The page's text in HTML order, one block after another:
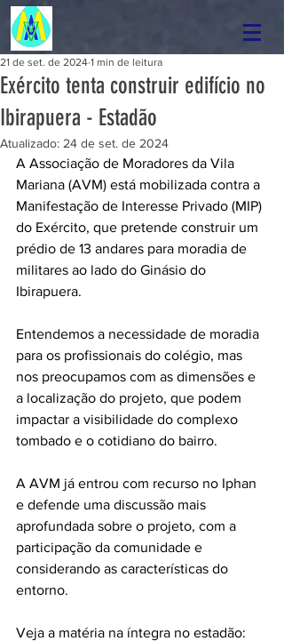
Exército tenta construir edifício no
Ibirapuera - Estadão
21 de set. de 2024 1 min de leitura
Atualizado: 24 de set. de 2024
A Associação de Moradores da Vila
Mariana (AVM) está mobilizada contra a
Manifestação de Interesse Privado (MIP)
do Exército, que pretende construir um
prédio de 13 andares para moradia de
militares ao lado do Ginásio do
Ibirapuera.
Entendemos a necessidade de moradia
para os profissionais do colégio, mas
nos preocupamos com as dimensões e
a localização do projeto, que podem
impactar a visibilidade do complexo
tombado e o cotidiano do bairro.
A AVM já entrou com recurso no Iphan
e defende uma discussão mais
aprofundada sobre o projeto, com a
participação da comunidade e
considerando as características do
entorno.
Veja a matéria na íntegra no estadão: